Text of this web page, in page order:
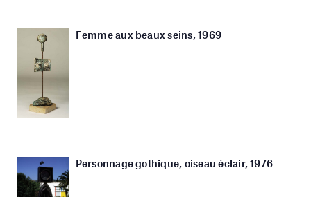
Femme aux beaux seins, 1969
Personnage gothique, oiseau éclair, 1976